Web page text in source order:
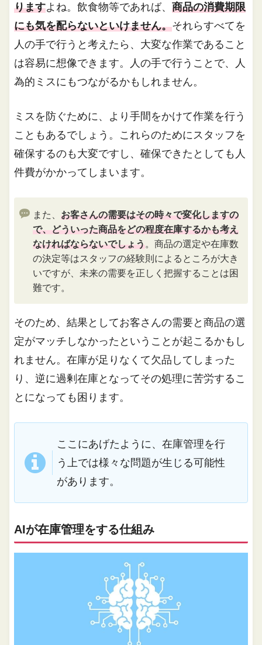
りますよね。飲食物等であれば、商品の消費期限
にも気を配らないといけません。それらすべてを
人の手で行うと考えたら、大変な作業であること
は容易に想像できます。人の手で行うことで、人
為的ミスにもつながるかもしれません。
ミスを防ぐために、より手間をかけて作業を行う
こともあるでしょう。これらのためにスタッフを
確保するのも大変ですし、確保できたとしても人
件費がかかってしまいます。
また、お客さんの需要はその時々で変化しますの
で、どういった商品をどの程度在庫するかも考え
なければならないでしょう。商品の選定や在庫数
の決定等はスタッフの経験則によるところが大き
いですが、未来の需要を正しく把握することは困
難です。
そのため、結果としてお客さんの需要と商品の選
定がマッチしなかったということが起こるかもし
れません。在庫が足りなくて欠品してしまった
り、逆に過剰在庫となってその処理に苦労するこ
とになっても困ります。
ここにあげたように、在庫管理を行
う上では様々な問題が生じる可能性
があります。
AIが在庫管理をする仕組み